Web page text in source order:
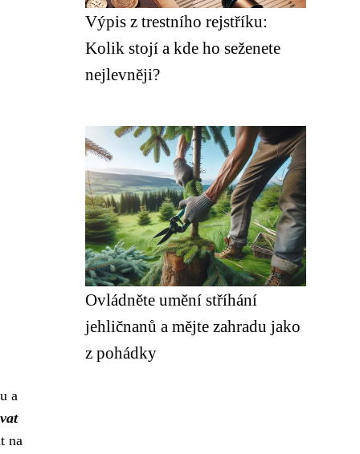
a
na
Výpis z trestního rejstříku:
Kolik stojí a kde ho seženete
nejlevněji?
Ovládněte umění stříhání
jehličnanů a mějte zahradu jako
z pohádky